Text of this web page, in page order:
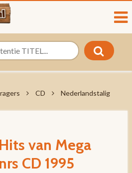
CD Nederlandstalig
van Mega
CD 1995